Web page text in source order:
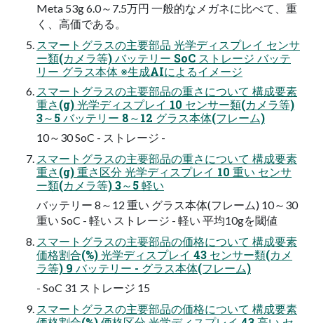
Meta 53g 6.0～7.5万円 一般的なメガネに比べて、重
く、高価である。
スマートグラスの主要部品 光学ディスプレイ センサ
ー類(カメラ等) バッテリー SoC ストレージ バッテ
リー グラス本体 ※生成AIによるイメージ
スマートグラスの主要部品の重さについて 構成要素
重さ(g) 光学ディスプレイ 10 センサー類(カメラ等)
3～5 バッテリー 8～12 グラス本体(フレーム)
10～30 SoC - ストレージ -
スマートグラスの主要部品の重さについて 構成要素
重さ(g) 重さ区分 光学ディスプレイ 10 重い センサ
ー類(カメラ等) 3～5 軽い
バッテリー 8～12 重い グラス本体(フレーム) 10～30
重い SoC - 軽い ストレージ - 軽い 平均10gを閾値
スマートグラスの主要部品の価格について 構成要素
価格割合(%) 光学ディスプレイ 43 センサー類(カメ
ラ等) 9 バッテリー - グラス本体(フレーム)
- SoC 31 ストレージ 15
スマートグラスの主要部品の価格について 構成要素